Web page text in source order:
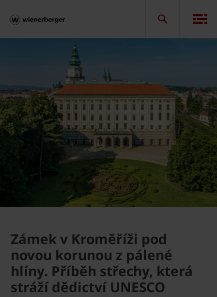
Zámek v Kroměříži pod
novou korunou z pálené
hlíny. Příběh střechy, která
stráží dědictví UNESCO